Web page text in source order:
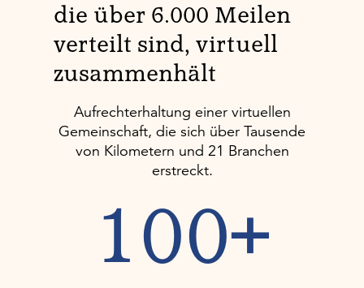
die über 6.000 Meilen
verteilt sind, virtuell
zusammenhält
Aufrechterhaltung einer virtuellen
Gemeinschaft, die sich über Tausende
von Kilometern und 21 Branchen
erstreckt.
100+